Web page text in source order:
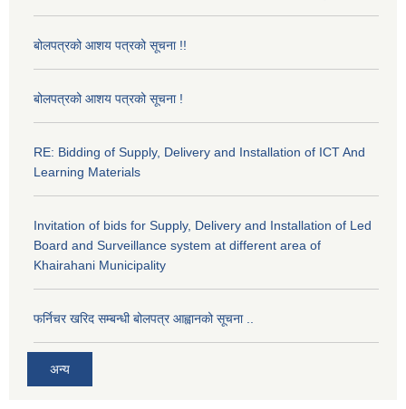
बोलपत्रको आशय पत्रको सूचना !!
बोलपत्रको आशय पत्रको सूचना !
RE: Bidding of Supply, Delivery and Installation of ICT And
Learning Materials
Invitation of bids for Supply, Delivery and Installation of Led
Board and Surveillance system at different area of
Khairahani Municipality
फर्निचर खरिद सम्बन्धी बोलपत्र आह्वानको सूचना ..
अन्य